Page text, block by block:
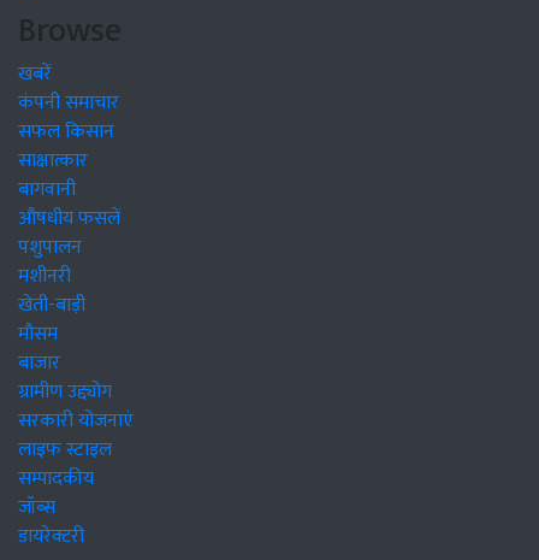
Browse
खबरें
कंपनी समाचार
सफल किसान
साक्षात्कार
बागवानी
औषधीय फसलें
पशुपालन
मशीनरी
खेती-बाड़ी
मौसम
बाजार
ग्रामीण उद्द्योग
सरकारी योजनाएं
लाइफ स्टाइल
सम्पादकीय
जॉब्स
डायरेक्टरी